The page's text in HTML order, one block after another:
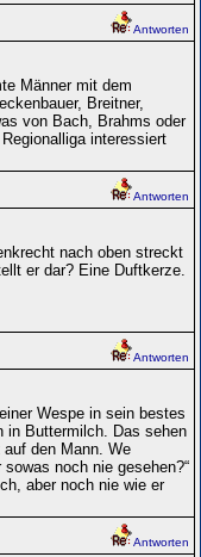
Antworten
Männer mit dem
Breitner,
von Bach, Brahms oder
interessiert
Antworten
nach oben streckt
er dar? Eine Duftkerze.
Antworten
Wespe in sein bestes
in Buttermilch. Das sehen
den Mann. We
noch nie gesehen?“
aber noch nie wie er
Antworten